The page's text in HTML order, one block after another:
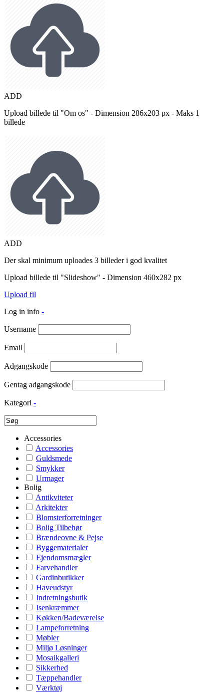
ADD
Upload billede til "Om os" - Dimension 286x203 px - Maks 1
billede
ADD
Der skal minimum uploades 3 billeder i god kvalitet
Upload billede til "Slideshow" - Dimension 460x282 px
Upload fil
Log in info -
Username
Email
Adgangskode
Gentag adgangskode
Kategori -
Accessories
Accessories
Guldsmede
Smykker
Urmager
Bolig
Antikviteter
Arkitekter
Blomsterforretninger
Bolig Tilbehør
Brændeovne & Pejse
Byggematerialer
Ejendomsmægler
Farvehandler
Gardinbutikker
Haveudstyr
Indretningsbutik
Isenkræmmer
Køkken/Badeværelse
Lampeforretning
Møbler
Miljø Løsninger
Mosaikgalleri
Sikkerhed
Tæppehandler
Værktøj